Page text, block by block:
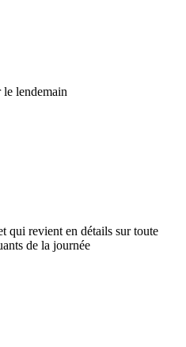
lendemain
qui revient en détails sur toute
de la journée